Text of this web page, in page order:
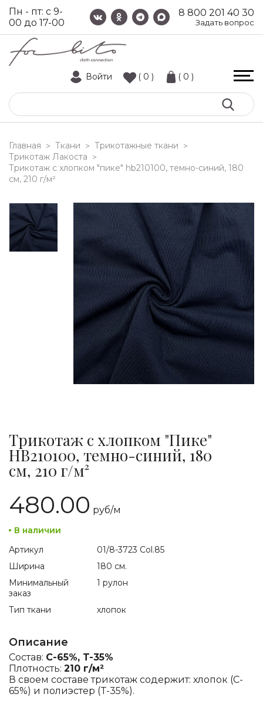
8 800 201 40 30
Задать вопрос
Пн - пт: с 9-
00 до 17-00
Войти ( 0 ) ( 0 )
Главная > Ткани > Трикотажные ткани >
Трикотаж Лакоста >
трикотаж с хлопком "пике" hb210100, темно-синий, 180
см, 210 г/м²
Трикотаж с хлопком "Пике"
HB210100, темно-синий, 180
см, 210 г/м²
480.00 руб/м
В наличии
Артикул
01/8-3723 Col.85
Ширина
180 см.
Минимальный
заказ
1 рулон
Тип ткани хлопок
Описание
Состав: C-65%, T-35%
Плотность: 210 г/м²
В своем составе трикотаж содержит: хлопок (C-
65%) и полиэстер (T-35%).